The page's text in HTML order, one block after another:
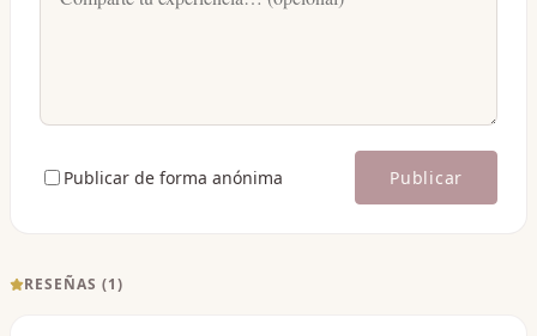
Publicar de forma anónima Publicar
RESEÑAS (1)